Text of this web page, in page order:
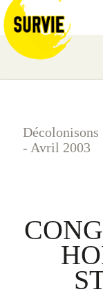
- Avril 2003